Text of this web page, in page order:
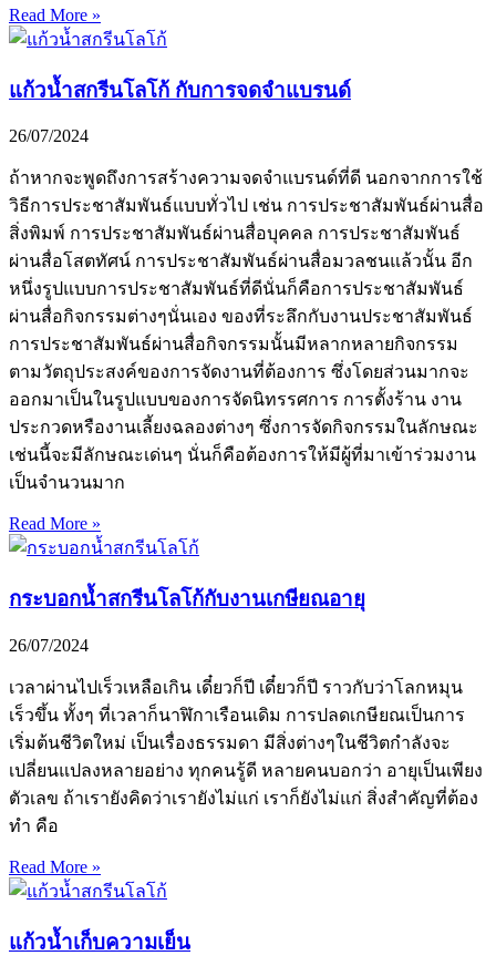
Read More »
แก้วน้ำสกรีนโลโก้ กับการจดจำแบรนด์
26/07/2024
ถ้าหากจะพูดถึงการสร้างความจดจำแบรนด์ที่ดี นอกจากการใช้
วิธีการประชาสัมพันธ์แบบทั่วไป เช่น การประชาสัมพันธ์ผ่านสื่อ
สิ่งพิมพ์ การประชาสัมพันธ์ผ่านสื่อบุคคล การประชาสัมพันธ์
ผ่านสื่อโสตทัศน์ การประชาสัมพันธ์ผ่านสื่อมวลชนแล้วนั้น อีก
หนึ่งรูปแบบการประชาสัมพันธ์ที่ดีนั่นก็คือการประชาสัมพันธ์
ผ่านสื่อกิจกรรมต่างๆนั่นเอง ของที่ระลึกกับงานประชาสัมพันธ์
การประชาสัมพันธ์ผ่านสื่อกิจกรรมนั้นมีหลากหลายกิจกรรม
ตามวัตถุประสงค์ของการจัดงานที่ต้องการ ซึ่งโดยส่วนมากจะ
ออกมาเป็นในรูปแบบของการจัดนิทรรศการ การตั้งร้าน งาน
ประกวดหรืองานเลี้ยงฉลองต่างๆ ซึ่งการจัดกิจกรรมในลักษณะ
เช่นนี้จะมีลักษณะเด่นๆ นั่นก็คือต้องการให้มีผู้ที่มาเข้าร่วมงาน
เป็นจำนวนมาก
Read More »
กระบอกน้ำสกรีนโลโก้กับงานเกษียณอายุ
26/07/2024
เวลาผ่านไปเร็วเหลือเกิน เดี๋ยวก็ปี เดี๋ยวก็ปี ราวกับว่าโลกหมุน
เร็วขึ้น ทั้งๆ ที่เวลาก็นาฬิกาเรือนเดิม การปลดเกษียณเป็นการ
เริ่มต้นชีวิตใหม่ เป็นเรื่องธรรมดา มีสิ่งต่างๆในชีวิตกำลังจะ
เปลี่ยนแปลงหลายอย่าง ทุกคนรู้ดี หลายคนบอกว่า อายุเป็นเพียง
ตัวเลข ถ้าเรายังคิดว่าเรายังไม่แก่ เราก็ยังไม่แก่ สิ่งสำคัญที่ต้อง
ทำ คือ
Read More »
แก้วน้ำเก็บความเย็น